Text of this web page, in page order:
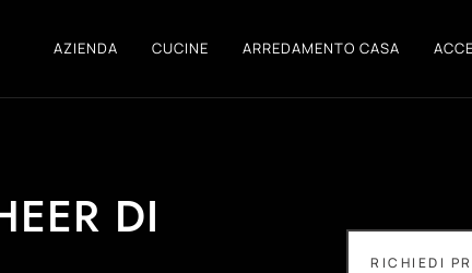
AZIENDA CUCINE ARREDAMENTO CASA
DI
RICHIEDI